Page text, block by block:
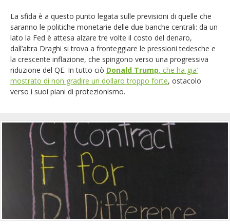
La sfida è a questo punto legata sulle previsioni di quelle che
saranno le politiche monetarie delle due banche centrali: da un
lato la Fed è attesa alzare tre volte il costo del denaro,
dall’altra Draghi si trova a fronteggiare le pressioni tedesche e
la crescente inflazione, che spingono verso una progressiva
riduzione del QE. In tutto ciò Donald Trump, che ha gia’
mostrato di non gradire un dollaro troppo forte, ostacolo
verso i suoi piani di protezionismo.